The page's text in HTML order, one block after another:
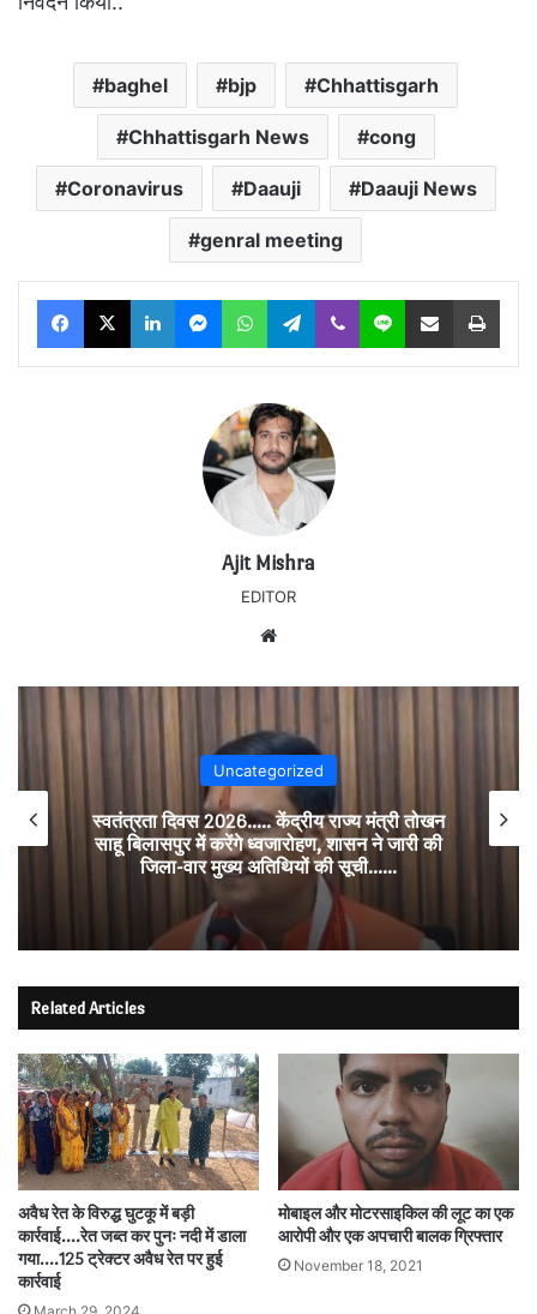
baghel bjp Chhattisgarh
Chhattisgarh News cong
Coronavirus Daauji Daauji News
genral meeting
Facebook
X LinkedInMessengerWhatsAppTelegram
Viber Line Share via Email Print
Ajit Mishra
EDITOR
Uncategorized
स्वतंत्रता दिवस 2026….. केंद्रीय राज्य मंत्री तोखन
साहू बिलासपुर में करेंगे ध्वजारोहण, शासन ने जारी की
जिला-वार मुख्य अतिथियों की सूची……
Related Articles
अवैध रेत के विरुद्ध घुटकू में बड़ी
कार्रवाई….रेत जब्त कर पुनः नदी में डाला
गया….125 ट्रेक्टर अवैध रेत पर हुई
कार्रवाई
मोबाइल और मोटरसाइकिल की लूट का एक
आरोपी और एक अपचारी बालक ग्रिफ्तार
November 18, 2021